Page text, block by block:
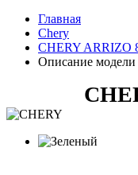
Главная
Chery
CHERY ARRIZO
Описание модели